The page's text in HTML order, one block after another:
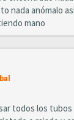
nada anómalo
mano
todos los tubos